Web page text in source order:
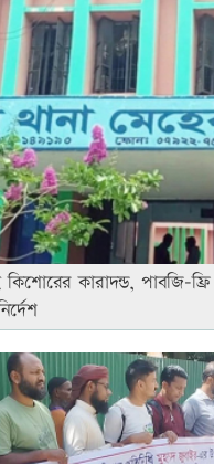
কারাদন্ড, পাবজি-